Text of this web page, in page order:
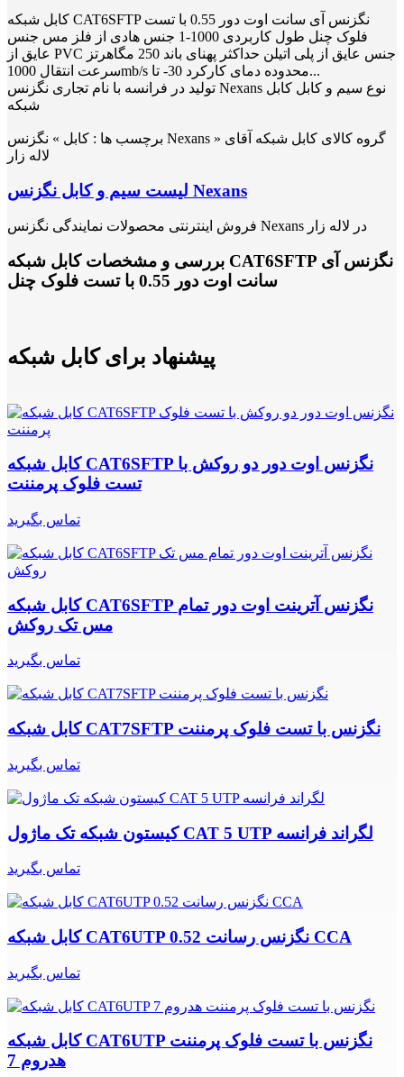
کابل شبکه CAT6SFTP نگزنس آی سانت اوت دور 0.55 با تست
فلوک چنل طول کاربردی 1000-1 جنس هادی از فلز مس جنس
عایق از PVC جنس عایق از پلی اتیلن حداکثر پهنای باند 250 مگاهرتز
سرعت انتقال 1000mb/s محدوده دمای کارکرد 30- تا...
تولید در فرانسه با نام تجاری نگزنس Nexans نوع سیم و کابل کابل
شبکه
برچسب ها : کابل » نگزنس Nexans » گروه کالای کابل شبکه آقای
لاله زار
لیست سیم و کابل نگزنس Nexans
فروش اینترنتی محصولات نمایندگی نگزنس Nexans در لاله زار
بررسی و مشخصات کابل شبکه CAT6SFTP نگزنس آی
سانت اوت دور 0.55 با تست فلوک چنل
پیشنهاد برای کابل شبکه
کابل شبکه CAT6SFTP نگزنس اوت دور دو روکش با
تست فلوک پرمننت
تماس بگیرید
کابل شبکه CAT6SFTP نگزنس آترینت اوت دور تمام
مس تک روکش
تماس بگیرید
کابل شبکه CAT7SFTP نگزنس با تست فلوک پرمننت
تماس بگیرید
کیستون شبکه تک ماژول CAT 5 UTP لگراند فرانسه
تماس بگیرید
کابل شبکه CAT6UTP نگزنس رسانت 0.52 CCA
تماس بگیرید
کابل شبکه CAT6UTP نگزنس با تست فلوک پرمننت
هدروم 7